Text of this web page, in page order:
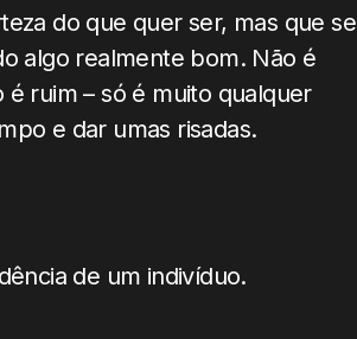
do que quer ser, mas que se
algo realmente bom. Não é
ruim – só é muito qualquer
e dar umas risadas.
de um indivíduo.